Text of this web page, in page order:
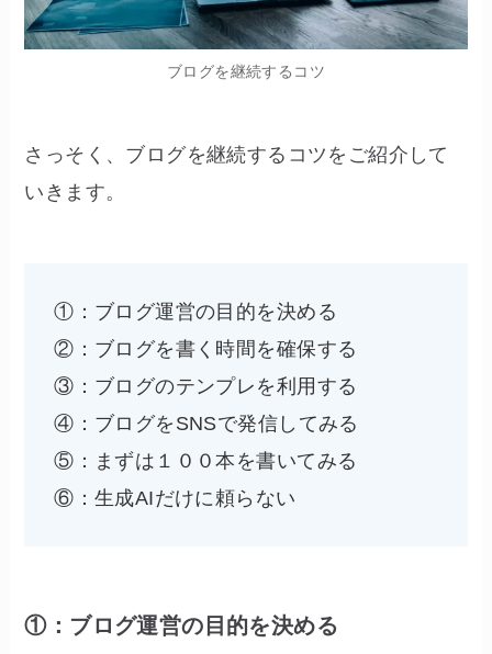
ブログを継続するコツ
さっそく、ブログを継続するコツをご紹介して
いきます。
①：ブログ運営の目的を決める
②：ブログを書く時間を確保する
③：ブログのテンプレを利用する
④：ブログをSNSで発信してみる
⑤：まずは１００本を書いてみる
⑥：生成AIだけに頼らない
①：ブログ運営の目的を決める